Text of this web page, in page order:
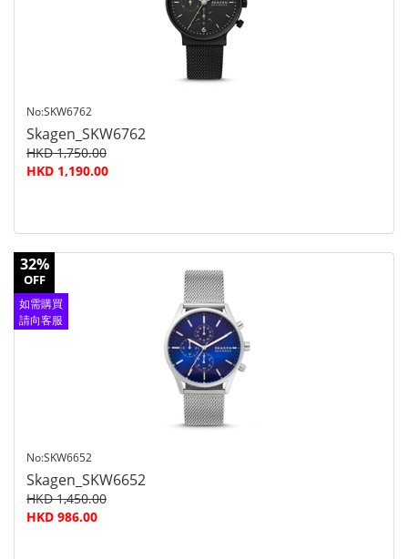
No:SKW6762
Skagen_SKW6762
HKD 1,750.00
HKD 1,190.00
32%
OFF
如需購買
請向客服
No:SKW6652
Skagen_SKW6652
HKD 1,450.00
HKD 986.00